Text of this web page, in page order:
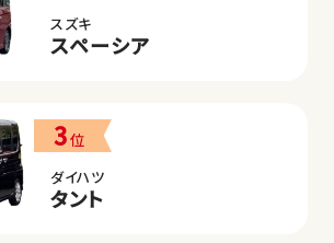
スズキ
スペーシア
3位
ダイハツ
タント